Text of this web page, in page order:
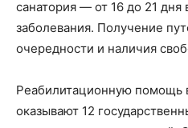
санатория — от 16 до 21 дня
заболевания. Получение
очередности и наличия
Реабилитационную помощь
оказывают 12